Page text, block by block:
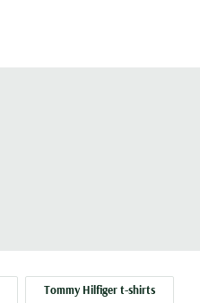
Tommy Hilfiger t-shirts